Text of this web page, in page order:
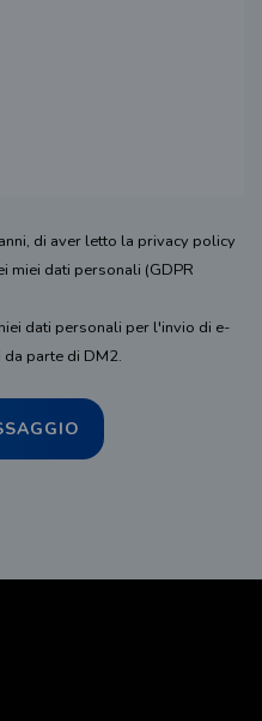
di aver letto la privacy policy
miei dati personali (GDPR
dati personali per l'invio di e-
parte di DM2.